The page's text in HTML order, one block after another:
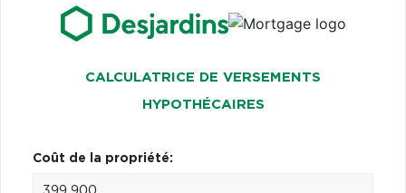
CALCULATRICE DE VERSEMENTS
HYPOTHÉCAIRES
Coût de la propriété: